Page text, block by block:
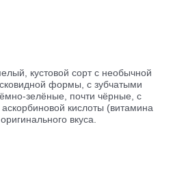
кустовой сорт с необычной
формы, с зубчатыми
зелёные, почти чёрные, с
кислоты (витамина
вкуса.